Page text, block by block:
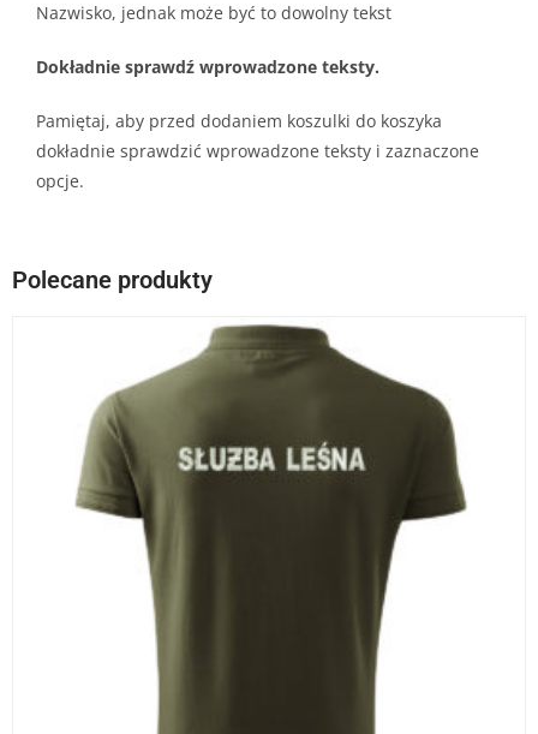
Nazwisko, jednak może być to dowolny tekst
Dokładnie sprawdź wprowadzone teksty.
Pamiętaj, aby przed dodaniem koszulki do koszyka
dokładnie sprawdzić wprowadzone teksty i zaznaczone
opcje.
Polecane produkty